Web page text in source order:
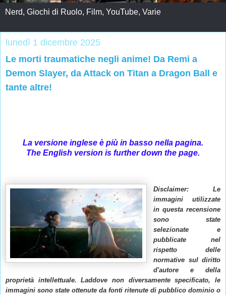
Nerd, Giochi di Ruolo, Film, YouTube, Varie
lunedì 1 dicembre 2025
Le morti traumatiche negli anime! Da Remi a
Demon Slayer, da Attack on Titan a Dragon Ball e
tante altre!
La versione inglese è più in basso nella pagina.
The English version is further down the page.
Disclaimer: Le
immagini utilizzate
in questa recensione
sono state
selezionate e
pubblicate nel
rispetto delle
normative sul diritto
d'autore e della
proprietà intellettuale. Laddove non diversamente specificato, le
immagini sono state ottenute da fonti ritenute di pubblico dominio o